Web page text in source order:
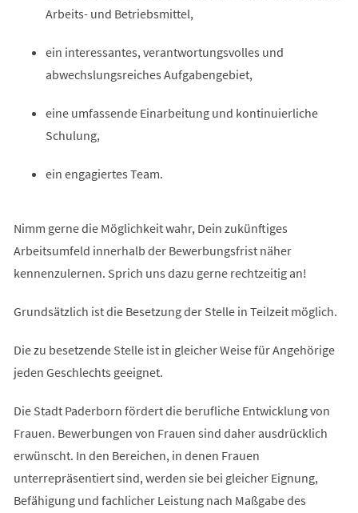
Arbeits- und Betriebsmittel,
ein interessantes, verantwortungsvolles und
abwechslungsreiches Aufgabengebiet,
eine umfassende Einarbeitung und kontinuierliche
Schulung,
ein engagiertes Team.
Nimm gerne die Möglichkeit wahr, Dein zukünftiges
Arbeitsumfeld innerhalb der Bewerbungsfrist näher
kennenzulernen. Sprich uns dazu gerne rechtzeitig an!
Grundsätzlich ist die Besetzung der Stelle in Teilzeit möglich.
Die zu besetzende Stelle ist in gleicher Weise für Angehörige
jeden Geschlechts geeignet.
Die Stadt Paderborn fördert die berufliche Entwicklung von
Frauen. Bewerbungen von Frauen sind daher ausdrücklich
erwünscht. In den Bereichen, in denen Frauen
unterrepräsentiert sind, werden sie bei gleicher Eignung,
Befähigung und fachlicher Leistung nach Maßgabe des